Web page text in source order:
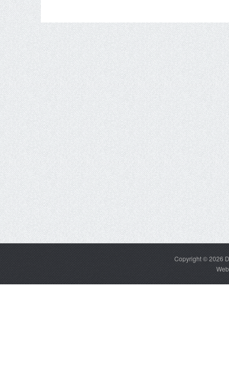
Copyright © 2026